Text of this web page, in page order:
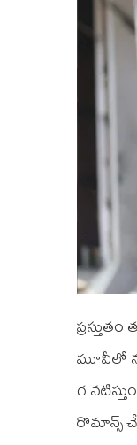
మూవీలో
గ
రొమాన్స్